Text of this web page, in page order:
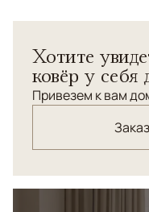
Хотите
ковёр у себя
Привезем к вам